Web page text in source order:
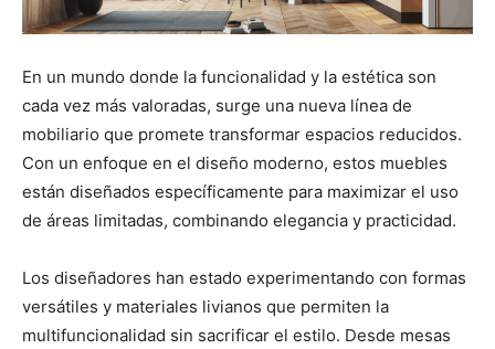
En un mundo donde la funcionalidad y la estética son
cada vez más valoradas, surge una nueva línea de
mobiliario que promete transformar espacios reducidos.
Con un enfoque en el diseño moderno, estos muebles
están diseñados específicamente para maximizar el uso
de áreas limitadas, combinando elegancia y practicidad.
Los diseñadores han estado experimentando con formas
versátiles y materiales livianos que permiten la
multifuncionalidad sin sacrificar el estilo. Desde mesas